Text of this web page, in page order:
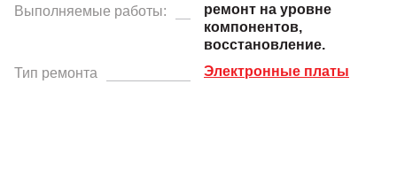
Выполняемые работы:
ремонт на уровне
компонентов,
восстановление.
Тип ремонта
Электронные платы